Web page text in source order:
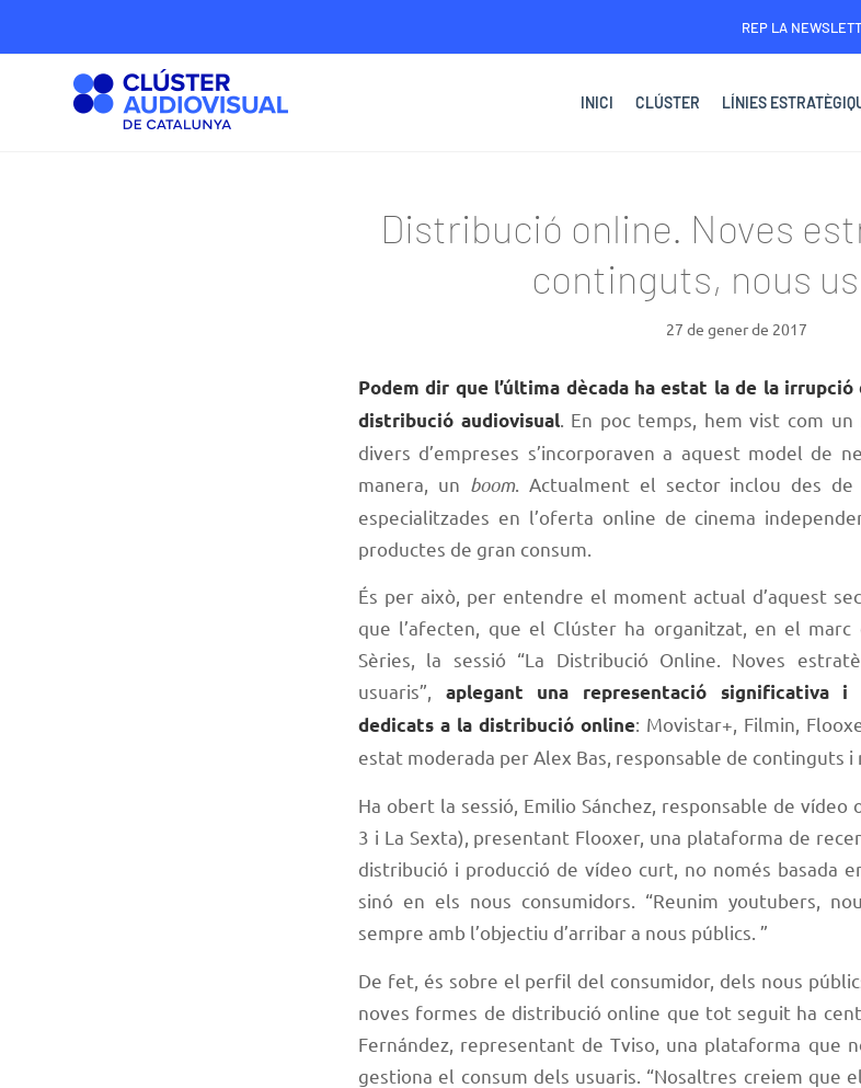
REP LA
INICI CLÚSTER LÍNIES
Distribució online. Noves
continguts, nous
27 de gener de 2017
Podem dir que l’última dècada ha estat la de la
distribució audiovisual. En poc temps, hem vist com
divers d’empreses s’incorporaven a aquest model de
manera, un boom. Actualment el sector inclou des de
especialitzades en l’oferta online de cinema
productes de gran consum.
És per això, per entendre el moment actual d’aquest
que l’afecten, que el Clúster ha organitzat, en el
Sèries, la sessió “La Distribució Online. Noves
usuaris”, aplegant una representació significativa i
dedicats a la distribució online: Movistar+, Filmin,
estat moderada per Alex Bas, responsable de continguts i
Ha obert la sessió, Emilio Sánchez, responsable de
3 i La Sexta), presentant Flooxer, una plataforma de
distribució i producció de vídeo curt, no només basada
sinó en els nous consumidors. “Reunim youtubers,
sempre amb l’objectiu d’arribar a nous públics. ”
De fet, és sobre el perfil del consumidor, dels nous
noves formes de distribució online que tot seguit ha
Fernández, representant de Tviso, una plataforma que
gestiona el consum dels usuaris. “Nosaltres creiem que